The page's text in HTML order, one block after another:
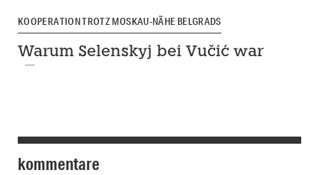
KOOPERATION TROTZ MOSKAU-NÄHE BELGRADS
Warum Selenskyj bei Vučić war
kommentare